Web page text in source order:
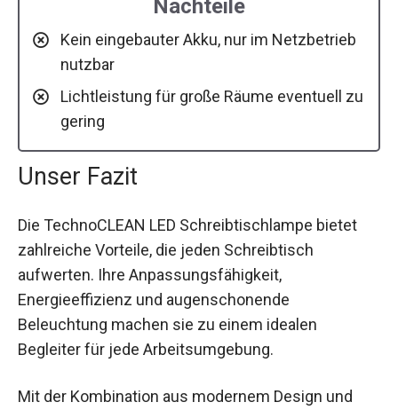
Nachteile
Kein eingebauter Akku, nur im Netzbetrieb
nutzbar
Lichtleistung für große Räume eventuell zu
gering
Unser Fazit
Die TechnoCLEAN LED Schreibtischlampe bietet
zahlreiche Vorteile, die jeden Schreibtisch
aufwerten. Ihre Anpassungsfähigkeit,
Energieeffizienz und augenschonende
Beleuchtung machen sie zu einem idealen
Begleiter für jede Arbeitsumgebung.
Mit der Kombination aus modernem Design und